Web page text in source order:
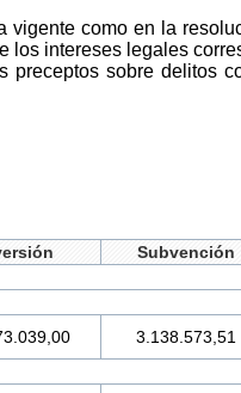
como en la
los intereses legales
sobre delitos
Subvención
3.138.573,51